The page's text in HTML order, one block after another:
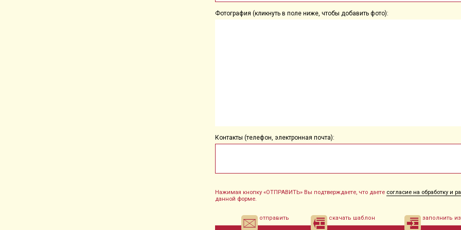
Фотография (кликнуть в поле ниже, чтобы добавить фото):
Контакты (телефон, электронная почта):
Нажимая кнопку «ОТПРАВИТЬ» Вы подтверждаете, что даете согласие на обработку и
данной форме.
отправить скачать шаблон заполнить